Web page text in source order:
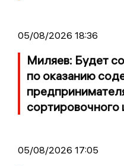
05/08/2026 18:36
Миляев: Будет
по оказанию
сортировочного
05/08/2026 17:05